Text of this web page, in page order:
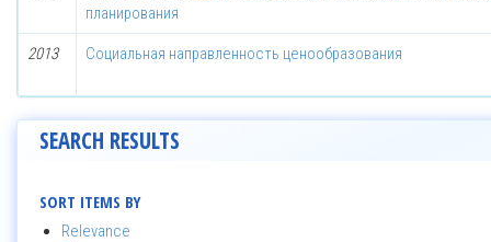
планирования
2013 Социальная направленность ценообразования
SEARCH RESULTS
SORT ITEMS BY
Relevance